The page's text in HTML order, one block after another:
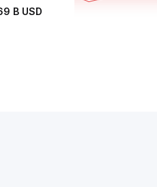
B USD